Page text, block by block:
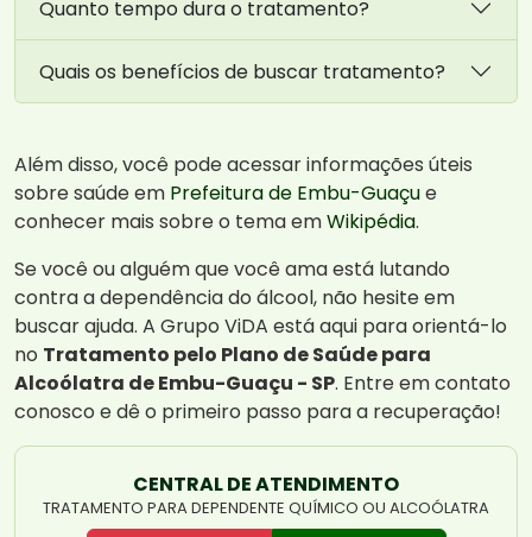
Quanto tempo dura o tratamento?
Quais os benefícios de buscar tratamento?
Além disso, você pode acessar informações úteis
sobre saúde em Prefeitura de Embu-Guaçue
conhecer mais sobre o tema emWikipédia.
Se você ou alguém que você ama está lutando
contra a dependência do álcool, não hesite em
buscar ajuda. A Grupo ViDA está aqui para orientá-lo
no Tratamento pelo Plano de Saúde para
Alcoólatra de Embu-Guaçu - SP. Entre em contato
conosco e dê o primeiro passo para a recuperação!
CENTRAL DE ATENDIMENTO
TRATAMENTO PARA DEPENDENTE QUÍMICO OU ALCOÓLATRA